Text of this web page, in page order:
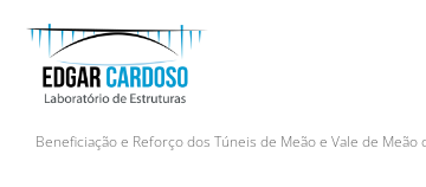
TÚNEIS DO MEÃO E
VILA NOVA DE FOZ CÔA,
Beneficiação e Reforço dos Túneis de Meão e Vale de